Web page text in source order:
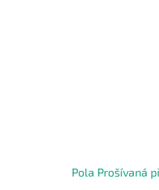
Pola Prošívaná